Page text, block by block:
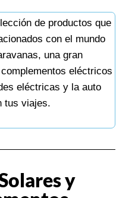
de productos que
con el mundo
una gran
eléctricos
eléctricas y la auto
tus viajes.
y